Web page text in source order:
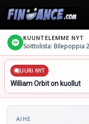
KUUNTELEMME NYT
Soittolista: Bilepoppia
JUURI NYT
William Orbit on kuollut
AIHE